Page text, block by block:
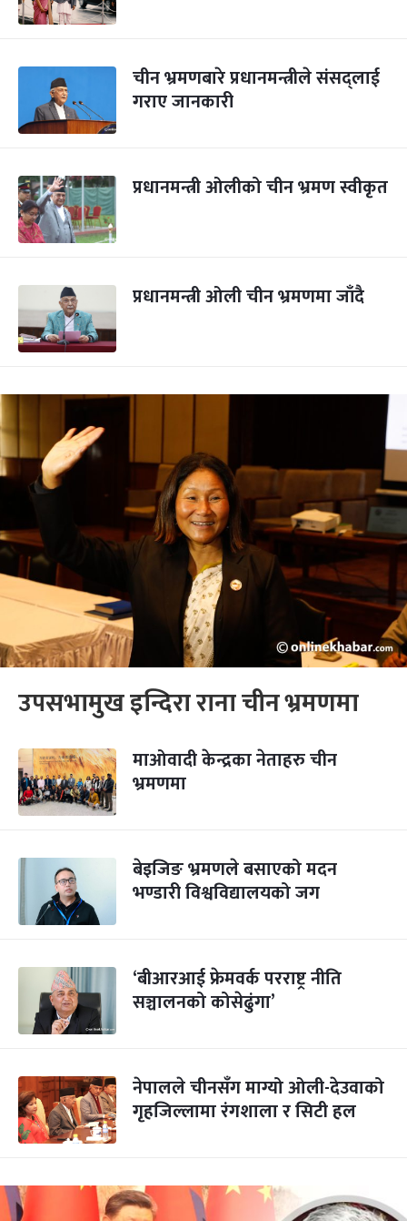
चीन भ्रमणबारे प्रधानमन्त्रीले संसद्लाई
गराए जानकारी
प्रधानमन्त्री ओलीको चीन भ्रमण स्वीकृत
प्रधानमन्त्री ओली चीन भ्रमणमा जाँदै
उपसभामुख इन्दिरा राना चीन भ्रमणमा
माओवादी केन्द्रका नेताहरु चीन
भ्रमणमा
बेइजिङ भ्रमणले बसाएको मदन
भण्डारी विश्वविद्यालयको जग
‘बीआरआई फ्रेमवर्क परराष्ट्र नीति
सञ्चालनको कोसेढुंगा’
नेपालले चीनसँग माग्यो ओली-देउवाको
गृहजिल्लामा रंगशाला र सिटी हल